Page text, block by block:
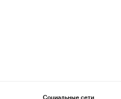
Социальные сети